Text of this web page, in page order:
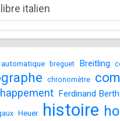
italien
automatique breguet Breitling
chronomètre
Ferdinand
Heuer histoire